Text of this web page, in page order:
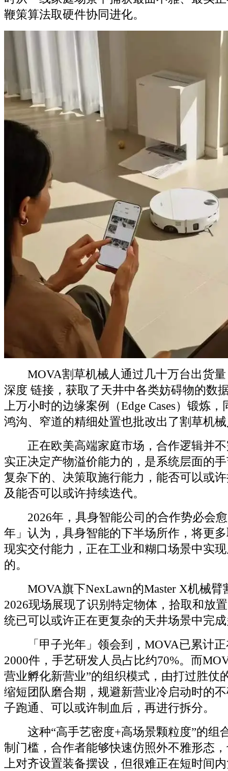
鞭策算法取硬件协同进化。
MOVA割草机械人通过几十万台出货量
深度 链接，获取了天井中各类妨碍物的数
上万小时的边缘案例（Edge Cases）锻炼
鸿沟、窄道的精细处置也批改出了割草机
正在欧美高端家庭市场，合作逻辑并不
实正决定产物溢价能力的，是系统层面的
复杂下的、决策取施行能力，能否可以或
及能否可以或许持续迭代。
2026年，具身智能公司的合作势必会愈
年」认为，具身智能的下半场所作，将更
现实交付能力，正在工业和糊口场景中实
的。
MOVA旗下NexLawn的Master X机械臂
2026现场展现了识别特定物体，拾取和放
统已可以或许正在更复杂的天井场景中完
「甲子光年」领会到，MOVA已累计正
2000件，手艺研发人员占比约70%。而
营业孵化新营业”的组织模式，由打过胜仗
缩短团队磨合期，规避新营业冷启动时的
子跑通、可以或许制血后，再进行拆分。
这种“高手艺密度+高场景颗粒度”的组
制门槛，合作者能够快速仿照外不雅形态
上对齐设置装备摆设，但很难正在短时间